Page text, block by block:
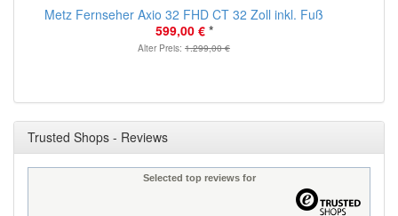
Metz Fernseher Axio 32 FHD CT 32 Zoll inkl. Fuß
599,00 € *
Alter Preis: 1.299,00 €
Trusted Shops - Reviews
Selected top reviews for